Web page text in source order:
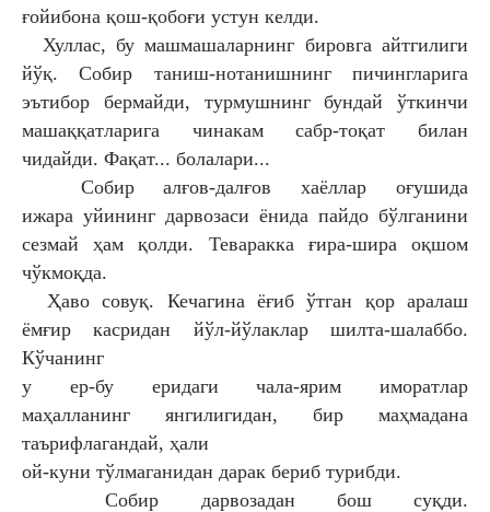
ғойибона қош-қобоғи устун келди.
Хуллас, бу машмашаларнинг бировга айтгилиги
йўқ. Собир таниш-нотанишнинг пичингларига
эътибор бермайди, турмушнингбундай ўткинчи
машаққатларига чинакам сабр-тоқат билан
чидайди. Фақат... болалари...
Собир алғов-далғов хаёллар оғушида
ижара уйининг дарвозаси ёнида пайдо бўлганини
сезмайҳам қолди. Теваракка ғира-шира оқшом
чўкмоқда.
Ҳаво совуқ. Кечагина ёғиб ўтган қор аралаш
ёмғиркасридан йўл-йўлаклар шилта-шалаббо.
Кўчанинг
у ер-бу еридаги чала-ярим иморатлар
маҳалланинг янгилигидан, бир маҳмадана
таърифлагандай, ҳали
ой-куни тўлмаганидан дарак бериб турибди.
Собир дарвозадан бош суқди.